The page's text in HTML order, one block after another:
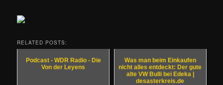
RELATED POSTS:
Podcast - WDR Radio - Die
Von der Leyens
Was man beim Einkaufen
nicht alles entdeckt: Der gute
alte VW Bulli bei Edeka |
desasterkreis.de